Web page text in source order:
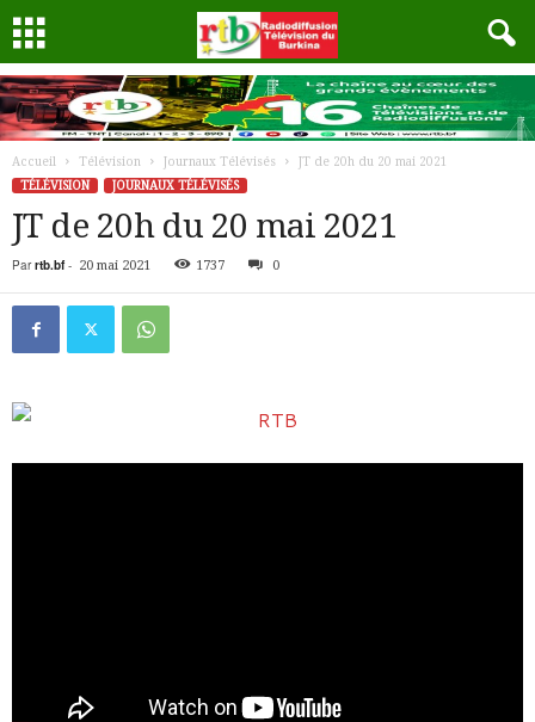
Accueil Télévision Journaux Télévisés
JT de 20h du 20 mai 2021
TÉLÉVISION
JOURNAUX TÉLÉVISÉS
JT de 20h du 20 mai 2021
Par rtb.bf- 20 mai 2021 1737 0